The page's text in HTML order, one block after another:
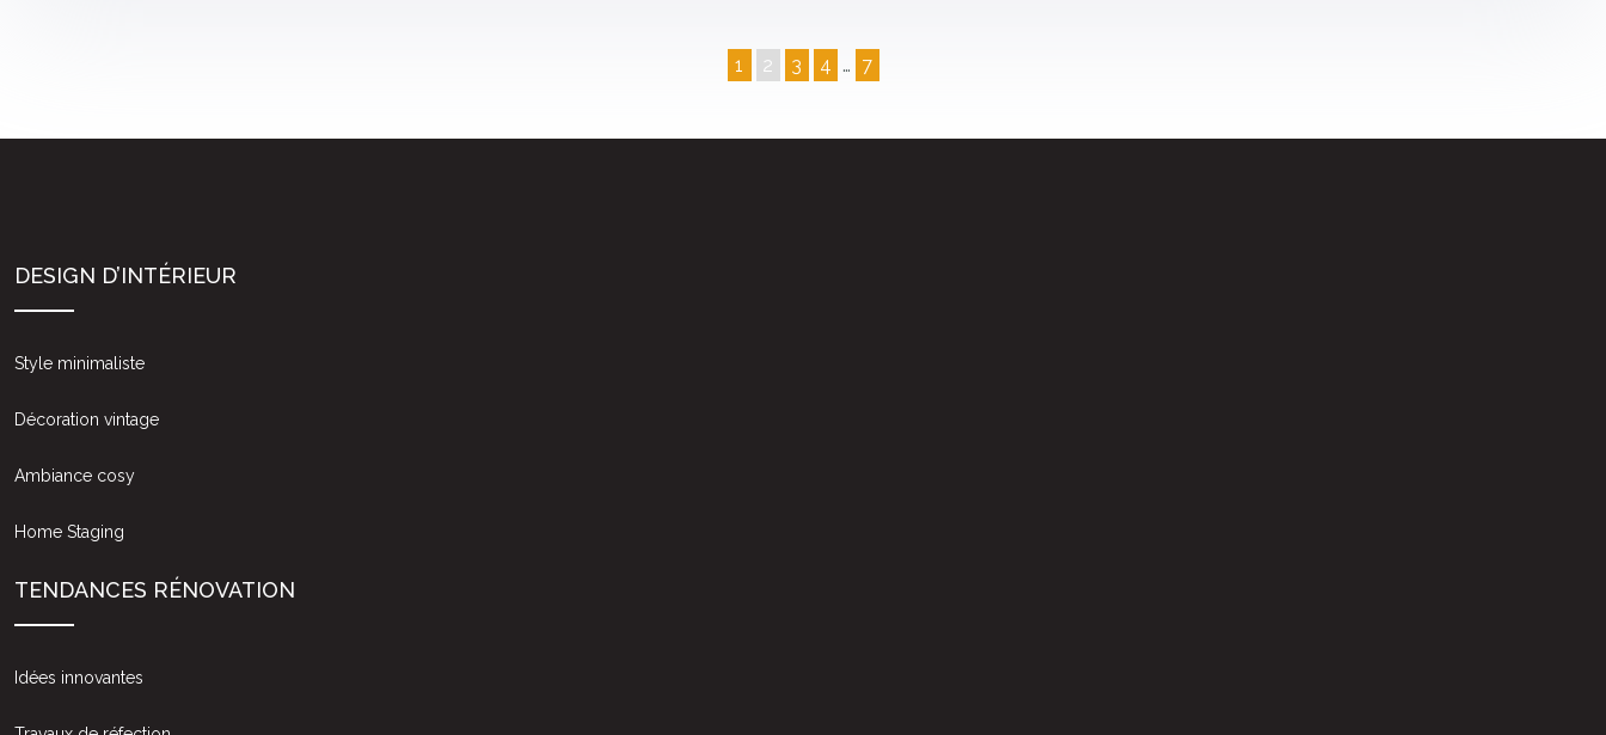
1 2 3 4 … 7
DESIGN D’INTÉRIEUR
Style minimaliste
Décoration vintage
Ambiance cosy
Home Staging
TENDANCES RÉNOVATION
Idées innovantes